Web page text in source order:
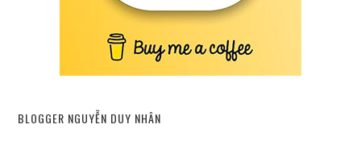
BLOGGER NGUYỄN DUY NHÂN